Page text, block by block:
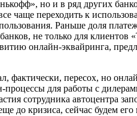
но и в ряд других
чаще переходить к
Раньше доля
не только для
онлайн-эквайринга,
фактически, пересох, но
для работы с
сотрудника автоцентра
до кризиса, сейчас будем его